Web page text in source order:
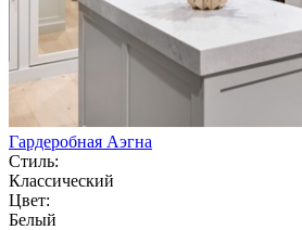
Гардеробная Аэгна
Стиль:
Классический
Цвет:
Белый